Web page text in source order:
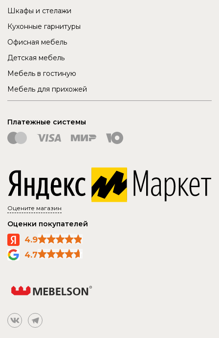
Шкафы и стелажи
Кухонные гарнитуры
Офисная мебель
Детская мебель
Мебель в гостиную
Мебель для прихожей
Платежные системы
Оцените магазин
Оценки покупателей
4.9
4.7